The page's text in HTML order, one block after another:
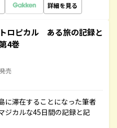
詳細を見る
ロピカル ある旅の記録と
4巻
売
に滞在することになった筆者
ジカルな45日間の記録と記